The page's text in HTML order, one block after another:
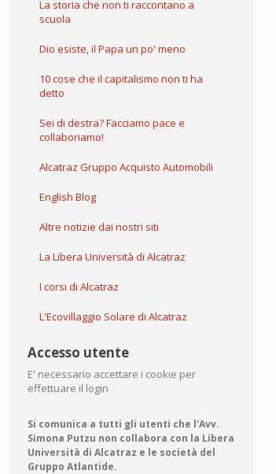
La storia che non ti raccontano a
scuola
Dio esiste, il Papa un po' meno
10 cose che il capitalismo non ti ha
detto
Sei di destra? Facciamo pace e
collaboriamo!
Alcatraz Gruppo Acquisto Automobili
English Blog
Altre notizie dai nostri siti
La Libera Università di Alcatraz
I corsi di Alcatraz
L'Ecovillaggio Solare di Alcatraz
Accesso utente
E' necessario accettare i cookie per
effettuare il login
Si comunica a tutti gli utenti che l'Avv.
Simona Putzu non collabora con la Libera
Università di Alcatraz e le società del
Gruppo Atlantide.